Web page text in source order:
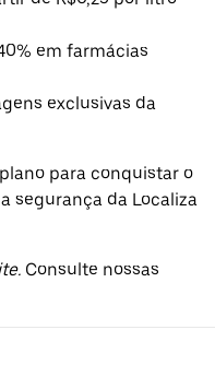
em farmácias
exclusivas da
para conquistar o
segurança da Localiza
Consulte nossas